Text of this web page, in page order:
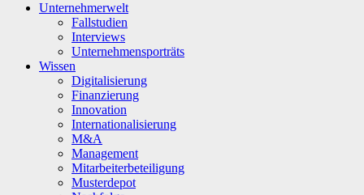
Unternehmerwelt
Fallstudien
Interviews
Unternehmensporträts
Wissen
Digitalisierung
Finanzierung
Innovation
Internationalisierung
M&A
Management
Mitarbeiterbeteiligung
Musterdepot